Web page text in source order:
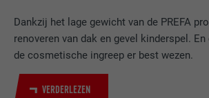
Dankzij het lage gewicht van de PREFA
renoveren van dak en gevel kinderspel.
de cosmetische ingreep er best wezen.
VERDERLEZEN
NAAM bscookie
AANBIEDER